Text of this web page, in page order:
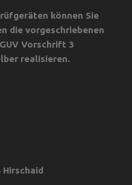
können Sie
die vorgeschriebenen
Vorschrift 3
realisieren.